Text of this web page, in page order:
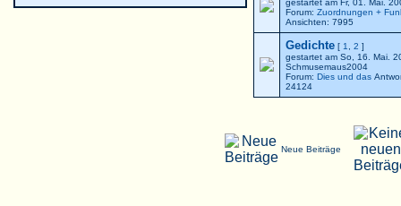
gestartet am Fr, 01. Mai.
Forum: Zuordnungen +
Ansichten: 7995
Gedichte [ 1 2 ]
gestartet am So, 16. Mai.
Schmusemaus2004
Forum: Dies und das
24124
Neue Beiträge